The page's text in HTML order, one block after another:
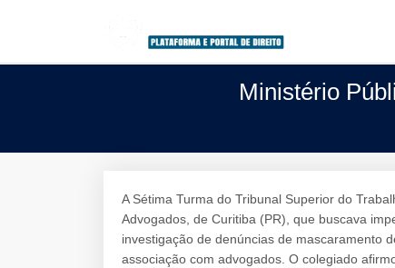
Ministério
A Sétima Turma do Tribunal Superior do
Advogados, de Curitiba (PR), que buscava
investigação de denúncias de mascaramento
associação com advogados. O colegiado